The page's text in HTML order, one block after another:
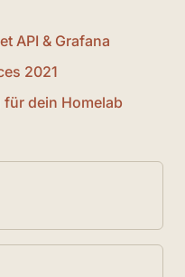
API & Grafana
2021
dein Homelab